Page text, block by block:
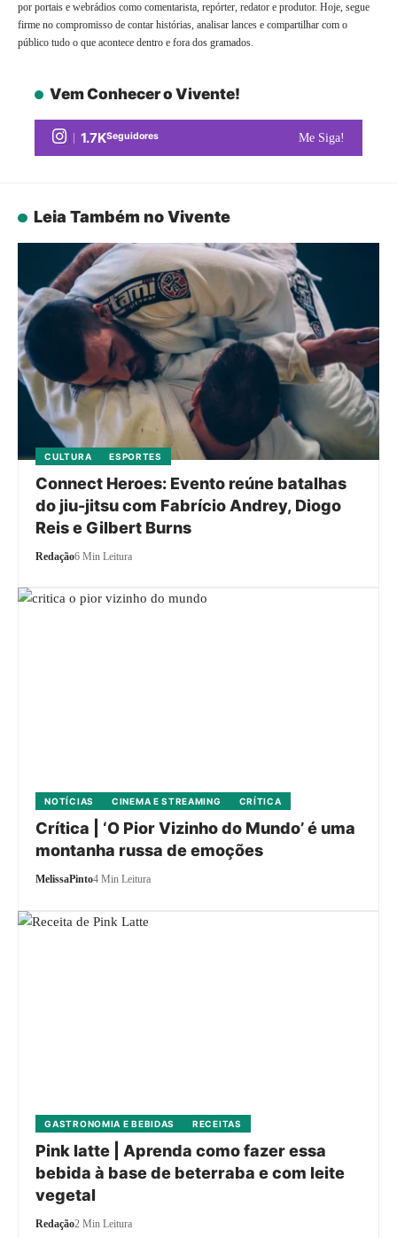
por portais e webrádios como comentarista, repórter, redator e produtor. Hoje, segue
firme no compromisso de contar histórias, analisar lances e compartilhar com o
público tudo o que acontece dentro e fora dos gramados.
Vem Conhecer o Vivente!
1.7KSeguidores Me Siga!
Leia Também no Vivente
CULTURA ESPORTES
Connect Heroes: Evento reúne batalhas
do jiu-jitsu com Fabrício Andrey, Diogo
Reis e Gilbert Burns
Redação6 Min Leitura
NOTÍCIAS CINEMA E STREAMING CRÍTICA
Crítica | ‘O Pior Vizinho do Mundo’ é uma
montanha russa de emoções
MelissaPinto4 Min Leitura
GASTRONOMIA E BEBIDAS RECEITAS
Pink latte | Aprenda como fazer essa
bebida à base de beterraba e com leite
vegetal
Redação2 Min Leitura